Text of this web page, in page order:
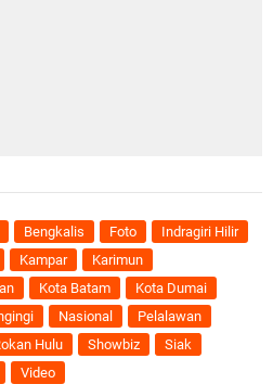
Bengkalis Foto
Indragiri Hilir
Kampar
Karimun
Kota Batam
Kota Dumai
Nasional
Pelalawan
Hulu Showbiz
Siak
Video